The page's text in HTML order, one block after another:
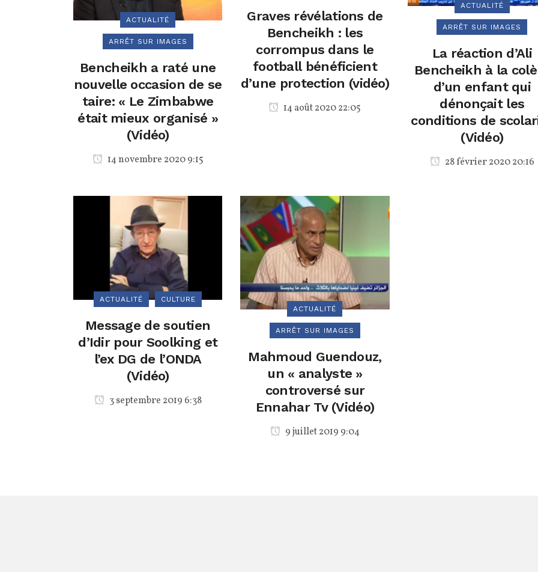
ACTUALITÉ
ARRÊT SUR IMAGES
Bencheikh a raté une
nouvelle occasion de se
taire: « Le Zimbabwe
était mieux organisé »
(Vidéo)
14 novembre 2020 9:15
Graves révélations de
Bencheikh : les
corrompus dans le
football bénéficient
d’une protection (vidéo)
14 août 2020 22:05
ACTUALITÉ
ARRÊT SUR IMAGES
La réaction d’Ali
Bencheikh à la
d’un enfant qui
dénonçait les
conditions de
(Vidéo)
28 février 2020 20:16
ACTUALITÉ CULTURE
Message de soutien
d’Idir pour Soolking et
l’ex DG de l’ONDA
(Vidéo)
3 septembre 2019 6:38
ACTUALITÉ
ARRÊT SUR IMAGES
Mahmoud Guendouz,
un « analyste »
controversé sur
Ennahar Tv (Vidéo)
9 juillet 2019 9:04